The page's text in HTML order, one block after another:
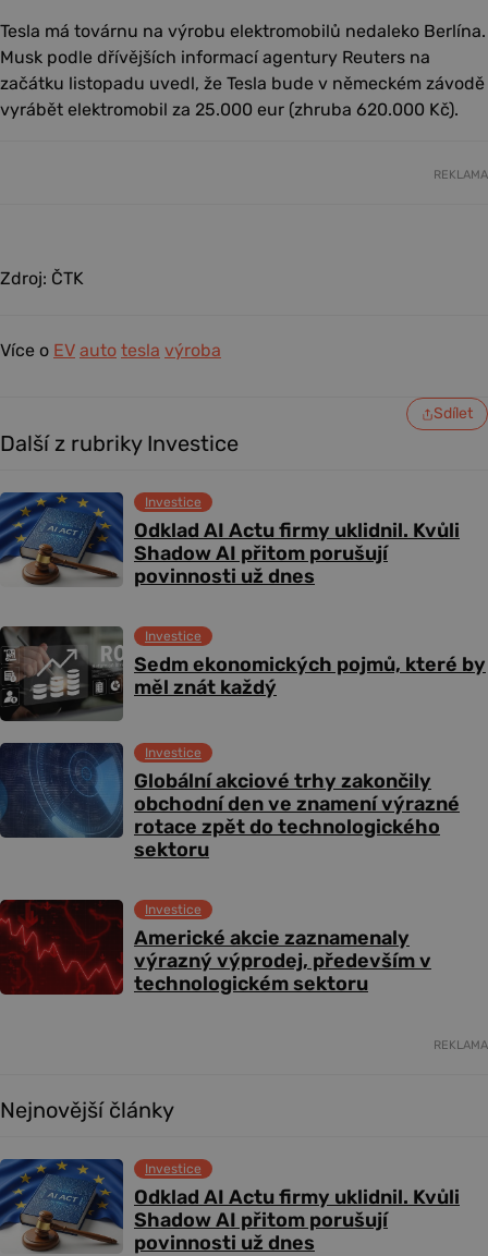
Tesla má továrnu na výrobu elektromobilů nedaleko Berlína.
Musk podle dřívějších informací agentury Reuters na
začátku listopadu uvedl, že Tesla bude v německém závodě
vyrábět elektromobil za 25.000 eur (zhruba 620.000 Kč).
REKLAMA
Zdroj: ČTK
Více o EV auto tesla výroba
Sdílet
Další z rubriky Investice
Odklad AI Actu firmy uklidnil. Kvůli
Shadow AI přitom porušují
povinnosti už dnes
Investice
Sedm ekonomických pojmů, které by
měl znát každý
Investice
Globální akciové trhy zakončily
obchodní den ve znamení výrazné
rotace zpět do technologického
sektoru
Investice
Americké akcie zaznamenaly
výrazný výprodej, především v
technologickém sektoru
Investice
REKLAMA
Nejnovější články
Odklad AI Actu firmy uklidnil. Kvůli
Shadow AI přitom porušují
povinnosti už dnes
Investice